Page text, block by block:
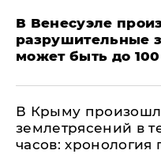
В Венесуэле
разрушительные
может быть до
В Крыму
землетрясений в
часов: хронология